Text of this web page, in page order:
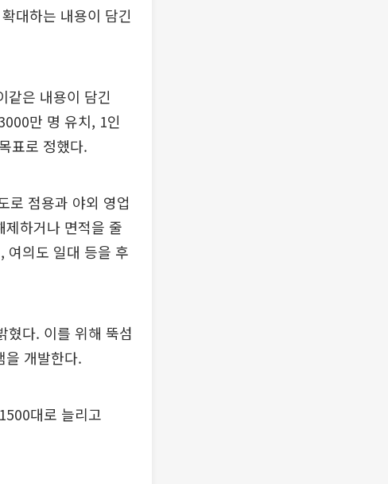
대하는 내용이 담긴
같은 내용이 담긴
만 명 유치, 1인
표로 정했다.
로 점용과 야외 영업
하거나 면적을 줄
여의도 일대 등을 후
혔다. 이를 위해 뚝섬
을 개발한다.
대로 늘리고